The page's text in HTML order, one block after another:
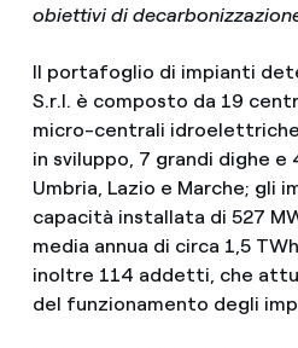
obiettivi di
Il portafoglio di impianti
S.r.l. è composto da 19
micro-centrali
in sviluppo, 7 grandi dighe e
Umbria, Lazio e Marche; gli
capacità installata di 527
media annua di circa 1,5
inoltre 114 addetti, che
del funzionamento degli